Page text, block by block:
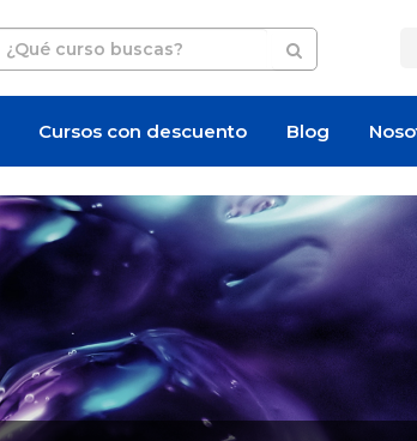
Cursos con descuento Blog